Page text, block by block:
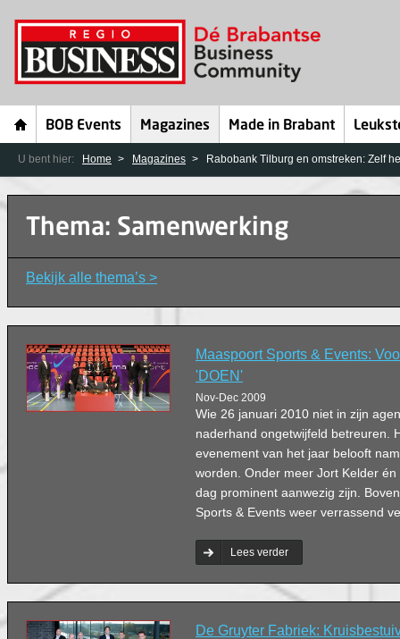
BOB Events Magazines Made in Brabant
U bent hier: Home Magazines Rabobank Tilburg en omstreken: Zelf
Thema: Samenwerking
Bekijk alle thema’s >
Maaspoort Sports & Events:
'DOEN'
Nov-Dec 2009
Wie 26 januari 2010 niet in zijn
naderhand ongetwijfeld betreuren.
evenement van het jaar belooft
worden. Onder meer Jort Kelder
dag prominent aanwezig zijn.
Sports & Events weer verrassend
Lees verder
De Gruyter Fabriek: